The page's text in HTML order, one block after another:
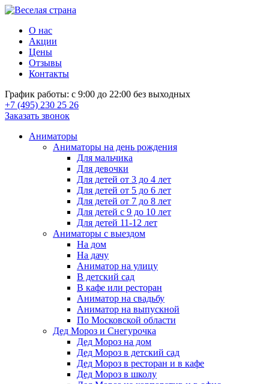
О нас
Акции
Цены
Отзывы
Контакты
График работы: с 9:00 до 22:00 без выходных
+7 (495) 230 25 26
Заказать звонок
Аниматоры
Аниматоры на день рождения
Для мальчика
Для девочки
Для детей от 3 до 4 лет
Для детей от 5 до 6 лет
Для детей от 7 до 8 лет
Для детей с 9 до 10 лет
Для детей 11-12 лет
Аниматоры с выездом
На дом
На дачу
Аниматор на улицу
В детский сад
В кафе или ресторан
Аниматор на свадьбу
Аниматор на выпускной
По Московской области
Дед Мороз и Снегурочка
Дед Мороз на дом
Дед Мороз в детский сад
Дед Мороз в ресторан и в кафе
Дед Мороз в школу